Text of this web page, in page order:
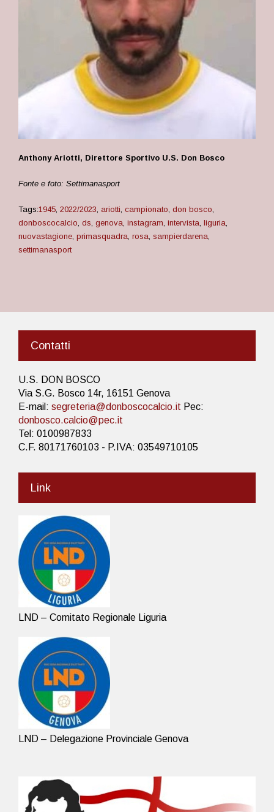
Anthony Ariotti, Direttore Sportivo U.S. Don Bosco
Fonte e foto: Settimanasport
Tags:1945, 2022/2023, ariotti, campionato, don bosco,
donboscocalcio, ds, genova, instagram, intervista, liguria,
nuovastagione, primasquadra, rosa, sampierdarena,
settimanasport
Contatti
U.S. DON BOSCO
Via S.G. Bosco 14r, 16151 Genova
E-mail: segreteria@donboscocalcio.it Pec:
donbosco.calcio@pec.it
Tel: 0100987833
C.F. 80171760103 - P.IVA: 03549710105
Link
LND – Comitato Regionale Liguria
LND – Delegazione Provinciale Genova